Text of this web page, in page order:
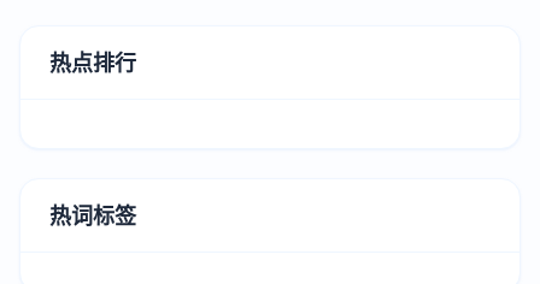
热点排行
热词标签